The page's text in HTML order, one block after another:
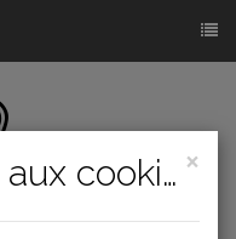
×
Politique relative aux cookies